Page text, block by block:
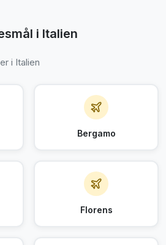
i Italien
i Italien
Bergamo
Florens